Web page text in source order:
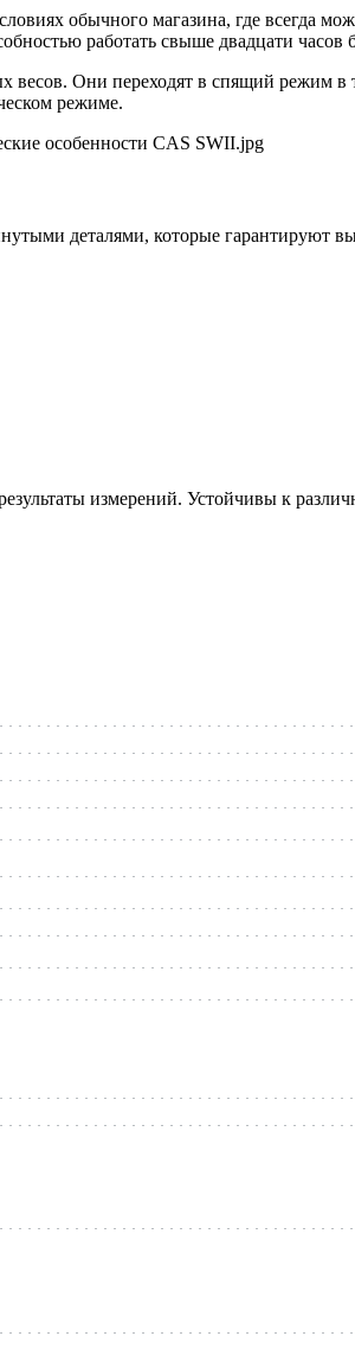
обычного магазина, где всегда
работать свыше двадцати часов
Они переходят в спящий режим в
режиме.
деталями, которые гарантируют
измерений. Устойчивы к